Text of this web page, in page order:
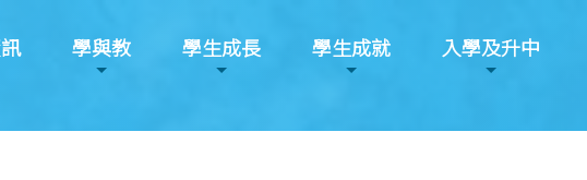
學與教 學生成長 學生成就 入學及升中